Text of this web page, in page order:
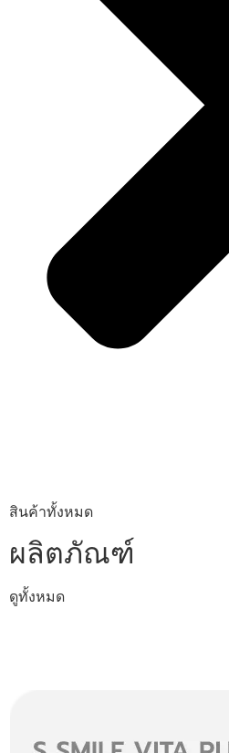
สินค้าทั้งหมด
ผลิตภัณฑ์
ดูทั้งหมด